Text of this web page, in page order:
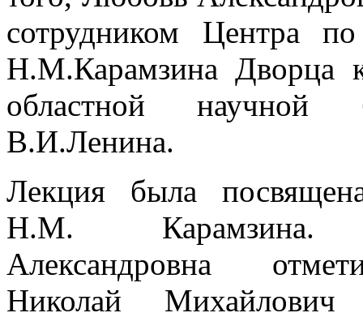
сотрудником Центра
Н.М.Карамзина Дворца
областной научной
В.И.Ленина.
Лекция была
Н.М. Карамзина.
Александровна
Николай Михайлович